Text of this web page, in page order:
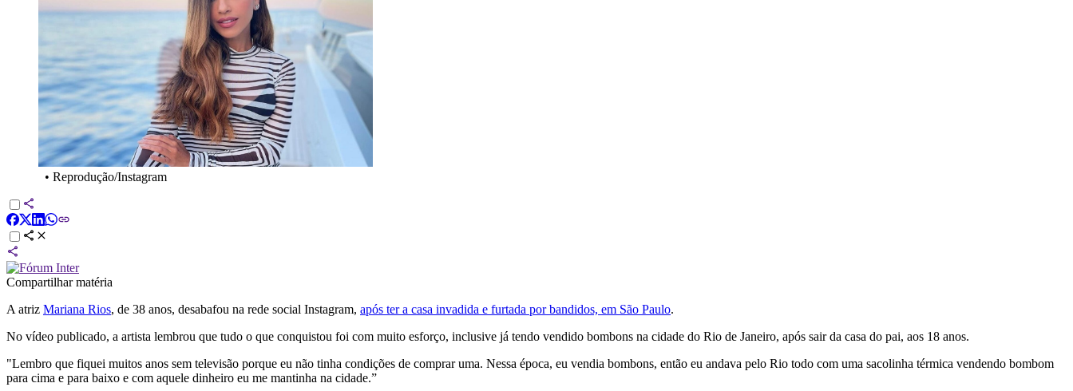
• Reprodução/Instagram
Compartilhar matéria
A atriz Mariana Rios, de 38 anos, desabafou na rede social Instagram, após ter a casa invadida e furtada por bandidos, em São Paulo.
No vídeo publicado, a artista lembrou que tudo o que conquistou foi com muito esforço, inclusive já tendo vendido bombons na cidade do Rio de Janeiro, após sair da casa do pai, aos 18 anos.
"Lembro que fiquei muitos anos sem televisão porque eu não tinha condições de comprar uma. Nessa época, eu vendia bombons, então eu andava pelo Rio todo com uma sacolinha térmica vendendo bombom
para cima e para baixo e com aquele dinheiro eu me mantinha na cidade.”